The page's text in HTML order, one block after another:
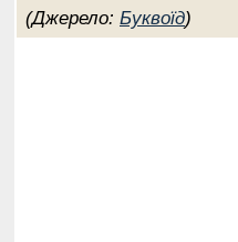
(Джерело: Буквоїд)